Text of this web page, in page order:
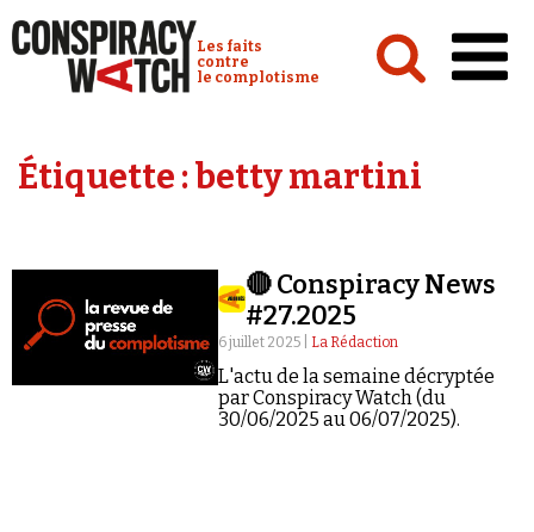
Conspiracy Watch :
Les faits
contre
le complotisme
Analyses
Vidéos
Émissions
Revues de presse
Étiquette :betty martini
🔴 Conspiracy News
#27.2025
6 juillet 2025 | La Rédaction
L'actu de la semaine décryptée
par Conspiracy Watch (du
30/06/2025 au 06/07/2025).